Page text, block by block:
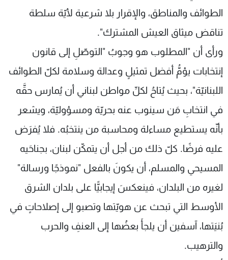
الطوائف والمناطق، والإقرار بلا شرعية لأيّة سلطة
تناقض ميثاق العيش المشترك".
ورأى أن "المطلوب هو وجوبُ "التوصّلِ إلى قانون
إنتخابات يؤمُّ أفضل تمثيلٍ وعدالة وسلامة لكلّ الطوائف
اللبنانيّة"، بحيث يُتاحُ لكلِّ مواطن لبناني أن يُمارس حقَّه
في انتخابِ مَن سينوب عنه بحريّة ومسؤوليّة، ويشعر
بأنّه يستطيع مساءلة ومحاسبة من ينتخبُه. فلا يُفرَض
عليه فرضًا. كلّ ذلك من أجل أن يتمكّن لبنان، بجناحَيه
المسيحي والمسلم، أن يكونَ بالفعل "نموذجًا ورسالة"
لغيره من البلدان، فينعكسَ إيجابيًّا على بلدان الشرق
الأوسط التي تبحث عن هويّتها وتصبو إلى إصلاحاتٍ في
بُنيَتها، آسفين أن يلجأَ بعضُها إلى العنفِ والحرب
والترهيب.